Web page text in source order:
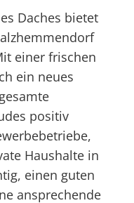
Daches bietet
einer frischen
ein neues
positiv
Haushalte in
einen guten
ansprechende